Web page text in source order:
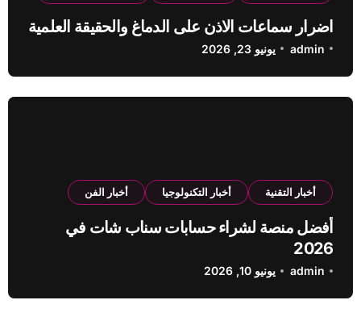
اضرار سماعات الاذن على الدماغ والحقيقة العلمية
admin يونيو 23, 2026
أخبار التقنية أخبار التكنولوجيا أخبار الفن
أفضل منصة لشراء حسابات سناب شات في
2026
admin يونيو 10, 2026